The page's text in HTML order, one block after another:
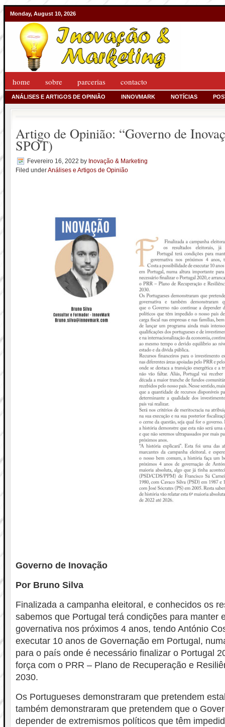
Monday, August 10, 2026
home sobre parcerias contacto
ANÁLISES E ARTIGOS DE OPINIÃO INNOVMARK NOTÍCIAS
Artigo de Opinião: “Governo de
SPOT)
Fevereiro 16, 2022 by Inovação & Marketing
Filed underAnálises e Artigos de Opinião
Governo de Inovação
Por Bruno Silva
Finalizada a campanha eleitoral, e conhecidos os
sabemos que Portugal terá condições para manter
governativa nos próximos 4 anos, tendo António
executar 10 anos de Governação em Portugal,
para o país onde é necessário finalizar o Portugal
força com o PRR – Plano de Recuperação e
2030.
Os Portugueses demonstraram que pretendem
também demonstraram que pretendem que o
depender de extremismos políticos que têm